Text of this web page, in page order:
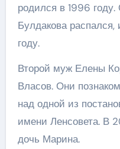
родился в 1996
Булдакова
году.
Второй муж Елены
Власов. Они
над одной из
имени Ленсовета. В
дочь Марина.